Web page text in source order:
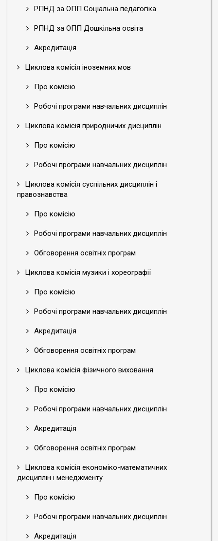
РПНД за ОПП Соціальна педагогіка
РПНД за ОПП Дошкільна освіта
Акредитація
Циклова комісія іноземних мов
Про комісію
Робочі програми навчальних дисциплін
Циклова комісія природничих дисциплін
Про комісію
Робочі програми навчальних дисциплін
Циклова комісія суспільних дисциплін і
правознавства
Про комісію
Робочі програми навчальних дисциплін
Обговорення освітніх програм
Циклова комісія музики і хореографії
Про комісію
Робочі програми навчальних дисциплін
Акредитація
Обговорення освітніх програм
Циклова комісія фізичного виховання
Про комісію
Робочі програми навчальних дисциплін
Акредитація
Обговорення освітніх програм
Циклова комісія економіко-математичних
дисциплін і менеджменту
Про комісію
Робочі програми навчальних дисциплін
Акредитація